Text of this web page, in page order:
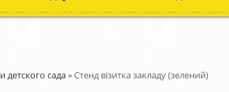
детского сада»Стенд візитка закладу (зелений)